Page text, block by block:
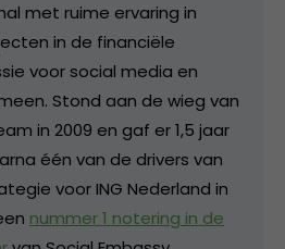
met ruime ervaring in
in de financiële
voor social media en
Stond aan de wieg van
in 2009 en gaf er 1,5 jaar
één van de drivers van
voor ING Nederland in
nummer 1 notering in de